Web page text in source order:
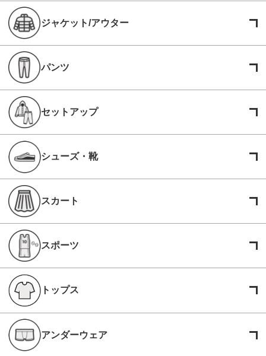
ジャケット/アウター
パンツ
セットアップ
シューズ・靴
スカート
スポーツ
トップス
アンダーウェア